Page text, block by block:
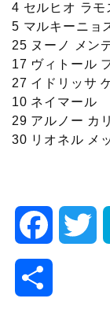
4 セルヒオ ラモ
5 マルキーニョ
25 ヌーノ メン
17 ヴィトール
27 イドリッサ
10 ネイマール
29 アルノー カ
30 リオネル メ